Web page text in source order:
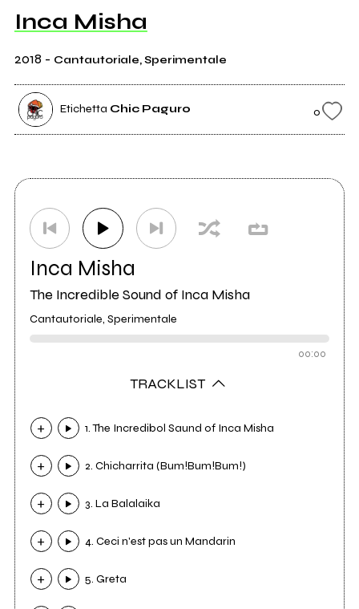
Inca Misha
2018 - Cantautoriale, Sperimentale
Etichetta Chic Paguro 0
Inca Misha
The Incredible Sound of Inca Misha
Cantautoriale, Sperimentale
00:00
TRACKLIST
1. The Incredibol Saund of Inca Misha
2. Chicharrita (Bum!Bum!Bum!)
3. La Balalaika
4. Ceci n'est pas un Mandarin
5. Greta